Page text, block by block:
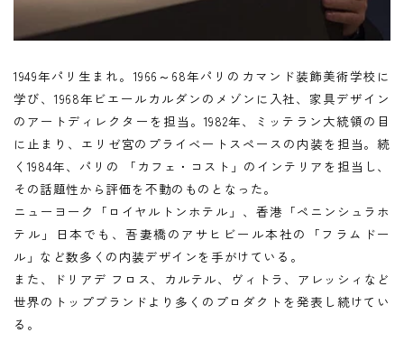
1949年パリ生まれ。1966～68年パリのカマンド装飾美術学校に
学び、1968年ビエールカルダンのメゾンに入社、家具デザイン
のアートディレクターを担当。1982年、ミッテラン大統領の目
に止まり、エリゼ宮のプライベートスペースの内装を担当。続
く1984年、パリの 「カフェ・コスト」のインテリアを担当し、
その話題性から評価を不動のものとなった。
ニューヨーク「ロイヤルトンホテル」、香港「ペニンシュラホ
テル」日本でも、吾妻橋のアサヒビール本社の「フラムドー
ル」など数多くの内装デザインを手がけている。
また、ドリアデ フロス、カルテル、ヴィトラ、アレッシィなど
世界のトップブランドより多くのプロダクトを発表し続けてい
る。